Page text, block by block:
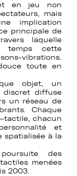
en jeu non
mais
implication
principale de
laquelle
temps cette
vibrations.
toute en
objet, un
discret diffuse
un réseau de
Chaque
tactile, chacun
et
spatialisée à la
des
menées
2003.